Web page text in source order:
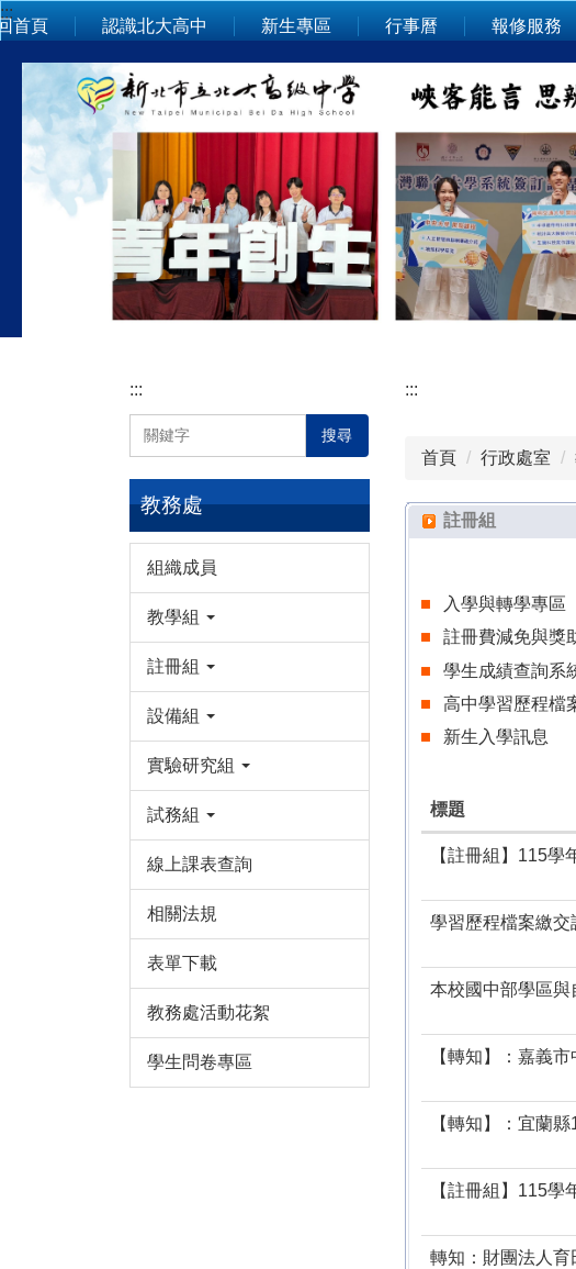
跳
到
主
內
容
:::
首頁 認識北大高中 新生專區 行事曆 報修服務
:::
搜尋
教務處
組織成員
教學組
註冊組
設備組
實驗研究組
試務組
線上課表查詢
相關法規
表單下載
教務處活動花絮
學生問卷專區
:::
首頁 行政處室
註冊組
入學與轉學專區
註冊費減免與獎
學生成績查詢系
高中學習歷程檔
新生入學訊息
標題
【註冊組】115學
學習歷程檔案繳交
本校國中部學區
【轉知】：嘉義
【轉知】：宜蘭
【註冊組】115
轉知：財團法人育